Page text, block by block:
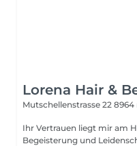
Lorena Hair &
Mutschellenstrasse 22 8964
Ihr Vertrauen liegt mir am
Begeisterung und